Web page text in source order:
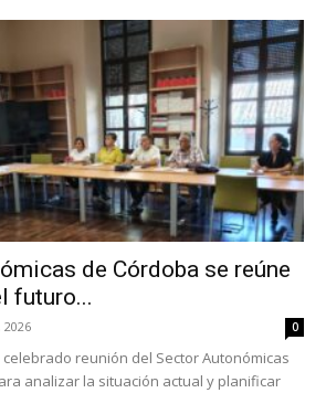
de Córdoba se reúne
futuro...
0
reunión del Sector Autonómicas
analizar la situación actual y planificar